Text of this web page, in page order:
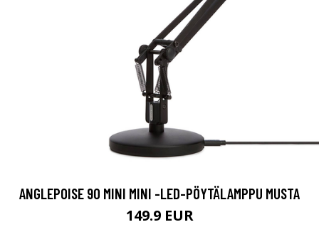
ANGLEPOISE 90 MINI MINI -LED-PÖYTÄLAMPPU MUSTA
149.9 EUR